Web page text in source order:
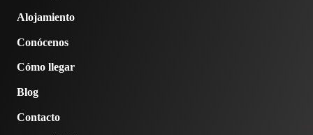
Alojamiento
Conócenos
Cómo llegar
Blog
Contacto